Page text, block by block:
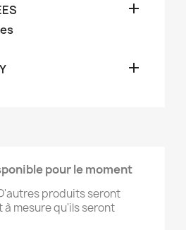


pour le moment
produits seront
mesure qu'ils seront